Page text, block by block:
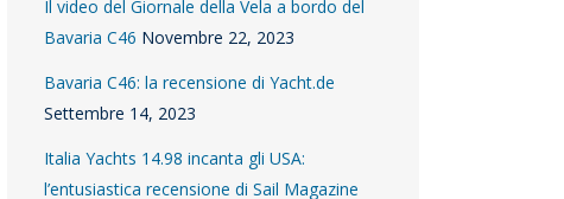
Il video del Giornale della Vela a bordo del
Bavaria C46 Novembre 22, 2023
Bavaria C46: la recensione di Yacht.de
Settembre 14, 2023
Italia Yachts 14.98 incanta gli USA:
l’entusiastica recensione di Sail Magazine